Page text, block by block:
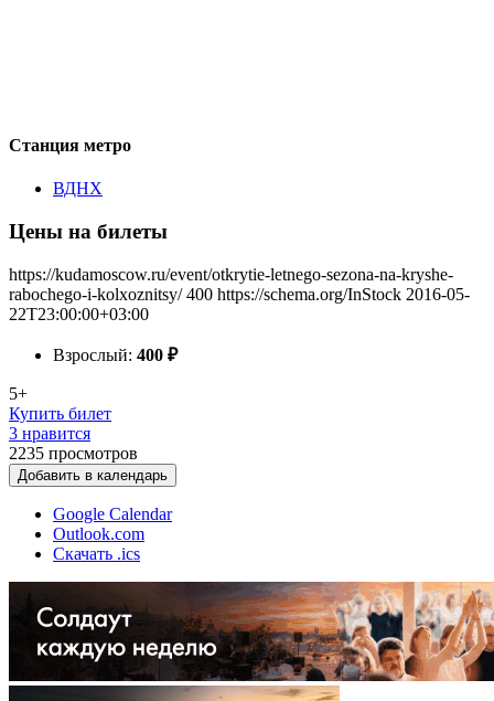
Станция метро
ВДНХ
Цены на билеты
https://kudamoscow.ru/event/otkrytie-letnego-sezona-na-kryshe-
rabochego-i-kolxoznitsy/ 400 https://schema.org/InStock 2016-05-
22T23:00:00+03:00
Взрослый: 400 ₽
5+
Купить билет
3 нравится
2235 просмотров
Добавить в календарь
Google Calendar
Outlook.com
Скачать .ics